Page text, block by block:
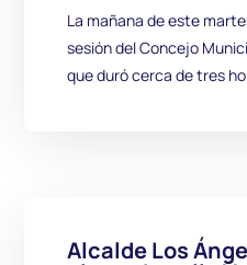
La mañana de este
sesión del Concejo
que duró cerca de tres
Alcalde Los